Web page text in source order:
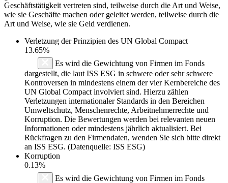
Geschäftstätigkeit vertreten sind, teilweise durch die Art und Weise,
wie sie Geschäfte machen oder geleitet werden, teilweise durch die
Art und Weise, wie sie Geld verdienen.
Verletzung der Prinzipien des UN Global Compact
13.65%
Es wird die Gewichtung von Firmen im Fonds
dargestellt, die laut ISS ESG in schwere oder sehr schwere
Kontroversen in mindestens einem der vier Kernbereiche des
UN Global Compact involviert sind. Hierzu zählen
Verletzungen internationaler Standards in den Bereichen
Umweltschutz, Menschenrechte, Arbeitnehmerrechte und
Korruption. Die Bewertungen werden bei relevanten neuen
Informationen oder mindestens jährlich aktualisiert. Bei
Rückfragen zu den Firmendaten, wenden Sie sich bitte direkt
an ISS ESG. (Datenquelle: ISS ESG)
Korruption
0.13%
Es wird die Gewichtung von Firmen im Fonds